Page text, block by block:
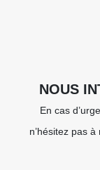
NOUS
En cas
n’hésitez pas